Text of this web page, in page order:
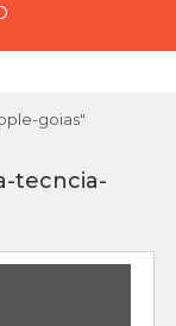
goias"
tecncia-